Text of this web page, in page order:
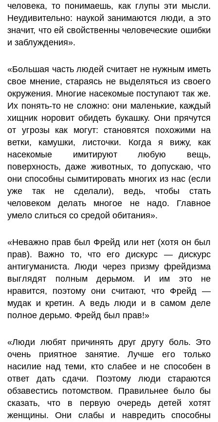
человека, то понимаешь, как глупы эти мысли.
Неудивительно: наукой занимаются люди, а это
значит, что ей свойственны человеческие ошибки
и заблуждения».
«Большая часть людей считает не нужным иметь
свое мнение, стараясь не выделяться из своего
окружения. Многие насекомые поступают так же.
Их понять-то не сложно: они маленькие, каждый
хищник норовит обидеть букашку. Они прячутся
от угрозы как могут: становятся похожими на
ветки, камушки, листочки. Когда я вижу, как
насекомые имитируют любую вещь,
поверхность, даже животных, то допускаю, что
они способны сымитировать многих из нас (если
уже так не сделали), ведь, чтобы стать
человеком делать многое не надо. Главное
умело слиться со средой обитания».
«Неважно прав был Фрейд или нет (хотя он был
прав). Важно то, что его дискурс — дискурс
антигуманиста. Люди через призму фрейдизма
выглядят полным дерьмом. И им это не
нравится, поэтому они считают, что Фрейд —
мудак и кретин. А ведь люди и в самом деле
полное дерьмо. Фрейд был прав!»
«Люди любят причинять друг другу боль. Это
очень приятное занятие. Лучше его только
насилие над теми, кто слабее и не способен в
ответ дать сдачи. Поэтому люди стараются
обзавестись потомством. Правильнее было бы
сказать, что в первую очередь детей хотят
женщины. Они слабы и навредить способны